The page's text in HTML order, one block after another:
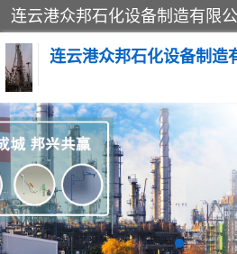
连云港众邦石化设备制造
鹤管
底部装卸鹤管
液氨鹤管